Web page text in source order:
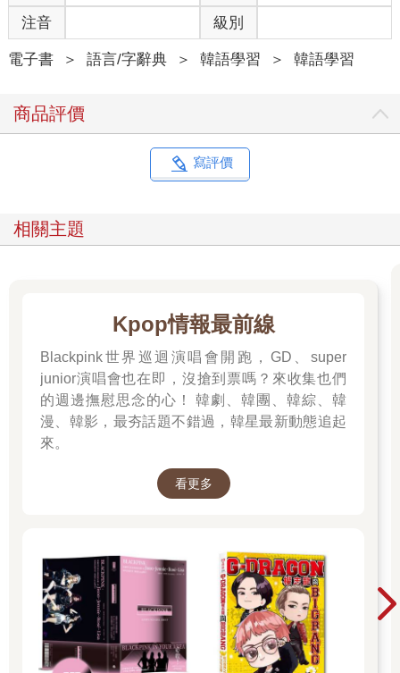
注音 級別
電子書 ＞ 語言/字辭典 ＞ 韓語學習 ＞ 韓語學習
商品評價
寫評價
相關主題
Kpop情報最前線
Blackpink世界巡迴演唱會開跑，GD、super
junior演唱會也在即，沒搶到票嗎？來收集也們
的週邊撫慰思念的心！ 韓劇、韓團、韓綜、韓
漫、韓影，最夯話題不錯過，韓星最新動態追起
來。
看更多